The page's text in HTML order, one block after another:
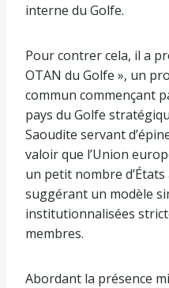
interne du Golfe.
Pour contrer cela, il a
OTAN du Golfe », un
commun commençant
pays du Golfe
Saoudite servant
valoir que l’Union
un petit nombre d’États
suggérant un modèle
institutionnalisées
membres.
Abordant la présence